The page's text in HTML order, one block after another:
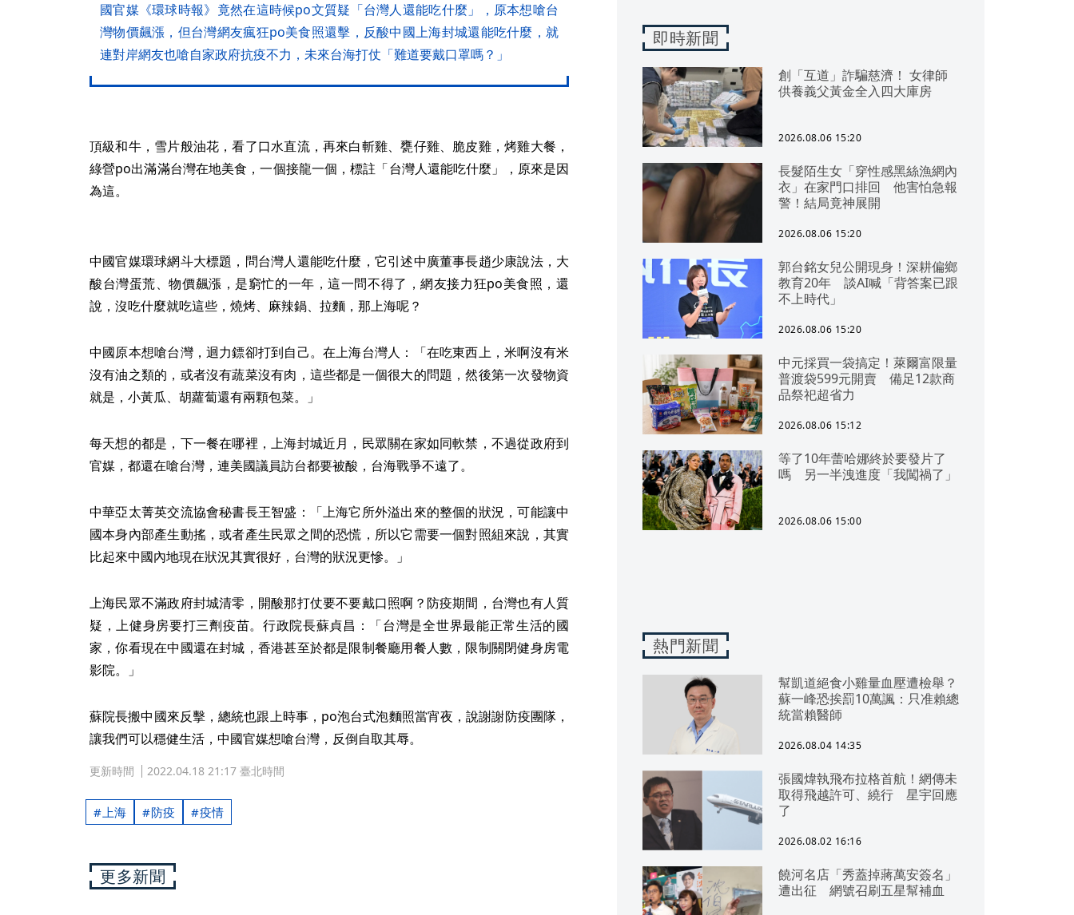
國官媒《環球時報》竟然在這時候po文質疑「台灣人還能吃什麼」，原本想嗆台
灣物價飆漲，但台灣網友瘋狂po美食照還擊，反酸中國上海封城還能吃什麼，就
連對岸網友也嗆自家政府抗疫不力，未來台海打仗「難道要戴口罩嗎？」
頂級和牛，雪片般油花，看了口水直流，再來白斬雞、甕仔雞、脆皮雞，烤雞大餐，
綠營po出滿滿台灣在地美食，一個接龍一個，標註「台灣人還能吃什麼」，原來是因
為這。
中國官媒環球網斗大標題，問台灣人還能吃什麼，它引述中廣董事長趙少康說法，大
酸台灣蛋荒、物價飆漲，是窮忙的一年，這一問不得了，網友接力狂po美食照，還
說，沒吃什麼就吃這些，燒烤、麻辣鍋、拉麵，那上海呢？
中國原本想嗆台灣，迴力鏢卻打到自己。在上海台灣人：「在吃東西上，米啊沒有米
沒有油之類的，或者沒有蔬菜沒有肉，這些都是一個很大的問題，然後第一次發物資
就是，小黃瓜、胡蘿蔔還有兩顆包菜。」
每天想的都是，下一餐在哪裡，上海封城近月，民眾關在家如同軟禁，不過從政府到
官媒，都還在嗆台灣，連美國議員訪台都要被酸，台海戰爭不遠了。
中華亞太菁英交流協會秘書長王智盛：「上海它所外溢出來的整個的狀況，可能讓中
國本身內部產生動搖，或者產生民眾之間的恐慌，所以它需要一個對照組來說，其實
比起來中國內地現在狀況其實很好，台灣的狀況更慘。」
上海民眾不滿政府封城清零，開酸那打仗要不要戴口照啊？防疫期間，台灣也有人質
疑，上健身房要打三劑疫苗。行政院長蘇貞昌：「台灣是全世界最能正常生活的國
家，你看現在中國還在封城，香港甚至於都是限制餐廳用餐人數，限制關閉健身房電
影院。」
蘇院長搬中國來反擊，總統也跟上時事，po泡台式泡麵照當宵夜，說謝謝防疫團隊，
讓我們可以穩健生活，中國官媒想嗆台灣，反倒自取其辱。
更新時間 2022.04.18 21:17 臺北時間
上海 防疫 疫情
更多新聞
即時新聞
創「互道」詐騙慈濟！ 女律師
供養義父黃金全入四大庫房
2026.08.06 15:20
長髮陌生女「穿性感黑絲漁網內
衣」在家門口排回 他害怕急報
警！結局竟神展開
2026.08.06 15:20
郭台銘女兒公開現身！深耕偏鄉
教育20年 談AI喊「背答案已跟
不上時代」
2026.08.06 15:20
中元採買一袋搞定！萊爾富限量
普渡袋599元開賣 備足12款商
品祭祀超省力
2026.08.06 15:12
等了10年蕾哈娜終於要發片了
嗎 另一半洩進度「我闖禍了」
2026.08.06 15:00
熱門新聞
幫凱道絕食小雞量血壓遭檢舉？
蘇一峰恐挨罰10萬諷：只准賴總
統當賴醫師
2026.08.04 14:35
張國煒執飛布拉格首航！網傳未
取得飛越許可、繞行 星宇回應
了
2026.08.02 16:16
饒河名店「秀蓋掉蔣萬安簽名」
遭出征 網號召刷五星幫補血